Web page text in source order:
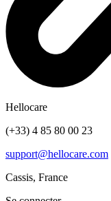
Hellocare
(+33) 4 85 80 00 23
support@hellocare.com
Cassis, France